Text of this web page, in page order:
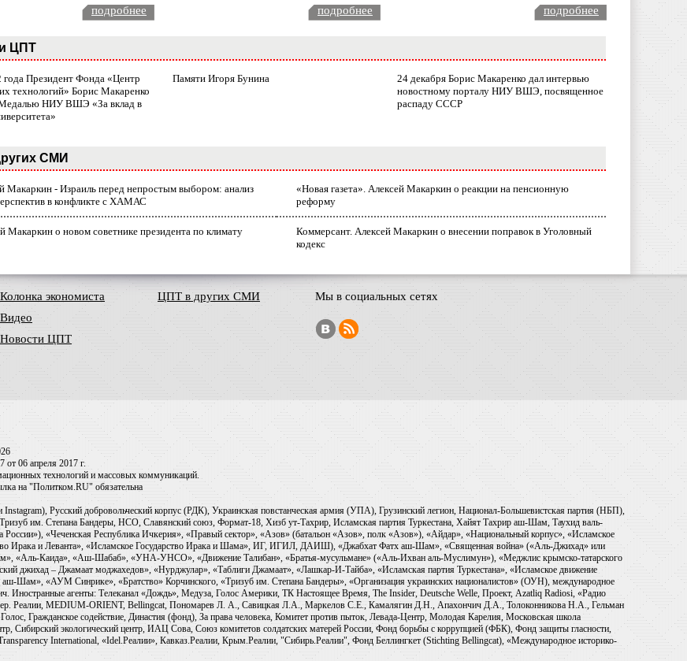
подробнее подробнее подробнее
ЦПТ
года Президент Фонда «Центр
технологий» Борис Макаренко
НИУ ВШЭ «За вклад в
Памяти Игоря Бунина
24 декабря Борис Макаренко дал интервью
новостному порталу НИУ ВШЭ, посвященное
распаду СССР
СМИ
Макаркин - Израиль перед непростым выбором: анализ
в конфликте с ХАМАС
«Новая газета». Алексей Макаркин о реакции на пенсионную
реформу
Макаркин о новом советнике президента по климату
Коммерсант. Алексей Макаркин о внесении поправок в Уголовный
кодекс
Колонка экономиста
Видео
Новости ЦПТ
ЦПТ в других СМИ Мы в социальных сетях
от 06 апреля 2017 г.
технологий и массовых коммуникаций.
на "Политком.RU" обязательна
Русский добровольческий корпус (РДК), Украинская повстанческая армия (УПА), Грузинский легион, Национал-Большевистская партия (НБП),
им. Степана Бандеры, НСО, Славянский союз, Формат-18, Хизб ут-Тахрир, Исламская партия Туркестана, Хайят Тахрир аш-Шам, Таухид валь-
«Чеченская Республика Ичкерия», «Правый сектор», «Азов» (батальон «Азов», полк «Азов»), «Айдар», «Национальный корпус», «Исламское
Ирака и Леванта», «Исламское Государство Ирака и Шама», ИГ, ИГИЛ, ДАИШ), «Джабхат Фатх аш-Шам», «Священная война» («Аль-Джихад» или
«Аль-Каида», «Аш-Шабаб», «УНА-УНСО», «Движение Талибан», «Братья-мусульмане» («Аль-Ихван аль-Муслимун»), «Меджлис крымско-татарского
джихад – Джамаат моджахедов», «Нурджулар», «Таблиги Джамаат», «Лашкар-И-Тайба», «Исламская партия Туркестана», «Исламское движение
Шам», «АУМ Синрике», «Братство» Корчинского, «Тризуб им. Степана Бандеры», «Организация украинских националистов» (ОУН), международное
агенты: Телеканал «Дождь», Медуза, Голос Америки, ТК Настоящее Время, The Insider, Deutsche Welle, Проект, Azatliq Radiosi, «Радио
Реалии, MEDIUM-ORIENT, Bellingcat, Пономарев Л. А., Савицкая Л.А., Маркелов С.Е., Камалягин Д.Н., Апахончич Д.А., Толоконникова Н.А., Гельман
Гражданское содействие, Династия (фонд), За права человека, Комитет против пыток, Левада-Центр, Молодая Карелия, Московская школа
Сибирский экологический центр, ИАЦ Сова, Союз комитетов солдатских матерей России, Фонд борьбы с коррупцией (ФБК), Фонд защиты гласности,
International, «Idel.Реалии», Кавказ.Реалии, Крым.Реалии, "Сибирь.Реалии", Фонд Беллингкет (Stichting Bellingcat), «Международное историко-